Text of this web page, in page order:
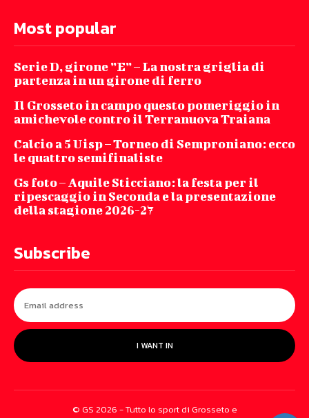
Most popular
Serie D, girone ”E” – La nostra griglia di
partenza in un girone di ferro
Il Grosseto in campo questo pomeriggio in
amichevole contro il Terranuova Traiana
Calcio a 5 Uisp – Torneo di Semproniano: ecco
le quattro semifinaliste
Gs foto – Aquile Sticciano: la festa per il
ripescaggio in Seconda e la presentazione
della stagione 2026-27
Subscribe
I WANT IN
© GS 2026 - Tutto lo sport di Grosseto e